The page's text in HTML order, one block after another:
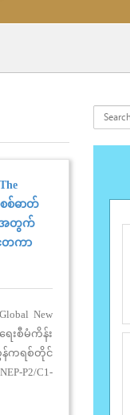
စစ်ဓာတ်
အတွက်
ငံတကာ
New
ေးစီမံကိန်း
ကရစ်တိုင်
P2/C1-